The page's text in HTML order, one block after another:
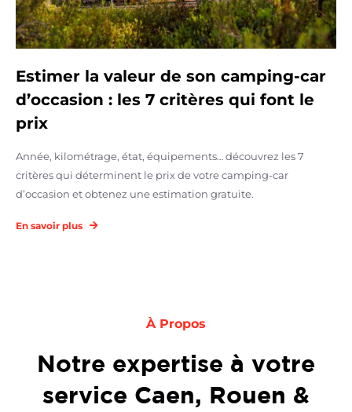
Estimer la valeur de son camping-car
d’occasion : les 7 critères qui font le
prix
Année, kilométrage, état, équipements… découvrez les 7
critères qui déterminent le prix de votre camping-car
d’occasion et obtenez une estimation gratuite.
En savoir plus
À Propos
Notre expertise à votre
service Caen, Rouen &